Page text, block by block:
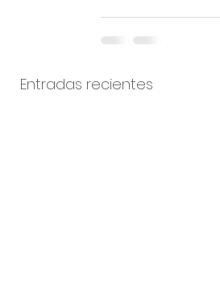
Entradas recientes